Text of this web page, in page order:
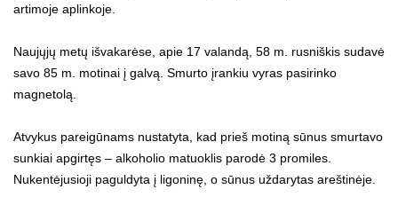
artimoje aplinkoje.
Naujųjų metų išvakarėse, apie 17 valandą, 58 m. rusniškis sudavė
savo 85 m. motinai į galvą. Smurto įrankiu vyras pasirinko
magnetolą.
Atvykus pareigūnams nustatyta, kad prieš motiną sūnus smurtavo
sunkiai apgirtęs – alkoholio matuoklis parodė 3 promiles.
Nukentėjusioji paguldyta į ligoninę, o sūnus uždarytas areštinėje.